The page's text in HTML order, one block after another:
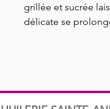
grillée et sucrée
délicate se